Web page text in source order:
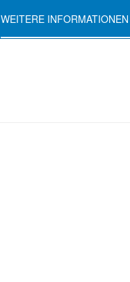
WEITERE INFORMATIONEN